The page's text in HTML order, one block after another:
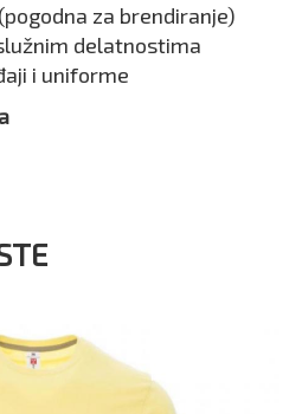
za brendiranje)
delatnostima
i uniforme